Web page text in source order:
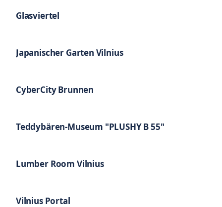
Glasviertel
Japanischer Garten Vilnius
CyberCity Brunnen
Teddybären-Museum "PLUSHY B 55"
Lumber Room Vilnius
Vilnius Portal